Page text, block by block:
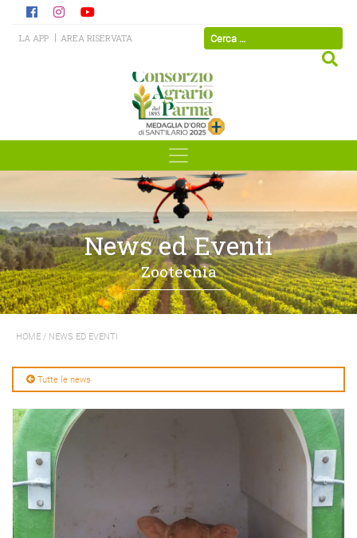
LA APP AREA RISERVATA
News ed Eventi
Zootecnia
HOME / NEWS ED EVENTI
Tutte le news